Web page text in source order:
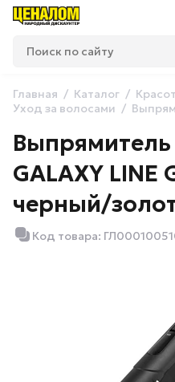
Главная Каталог
Уход за волосами
GALAXY LINE
черный/
Код товара: